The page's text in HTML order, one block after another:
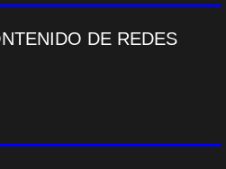
DE REDES